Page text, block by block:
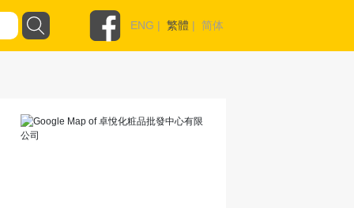
ENG | 繁體 | 简体